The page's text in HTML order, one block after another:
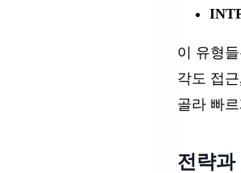
이 유형
각도 접
골라 빠
전략과